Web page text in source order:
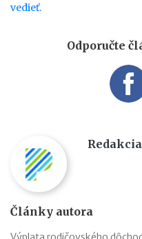
vedieť.
Odporučte
Články autora